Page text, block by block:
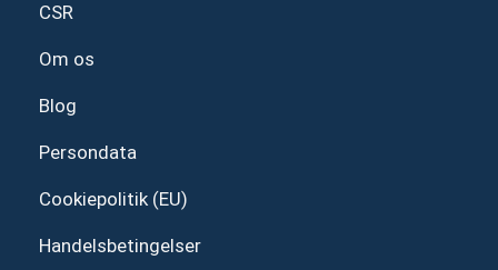
CSR
Om os
Blog
Persondata
Cookiepolitik (EU)
Handelsbetingelser